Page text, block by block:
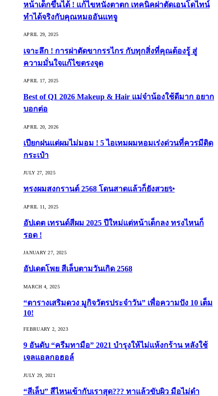
หน้าเด็กขึ้นได้ ! แก้ไขหนังตาตก เทคนิคผ่าตัดเอนโดไทน์
ทำได้จริงกับคุณหมออันแทจู
APRIL 29, 2025
เจาะลึก ! การผ่าตัดขากรรไกร กับทุกสิ่งที่คุณต้องรู้ สู่
ความมั่นใจแก้ไขตรงจุด
APRIL 17, 2025
Best of Q1 2026 Makeup & Hair แม่จ๋าน้องใช้ดีมาก อยาก
บอกต่อ
APRIL 20, 2026
เปียกฝนแต่ผมไม่มอม ! 5 ไอเทมผมหอมเร่งด่วนที่ควรมีติด
กระเป๋า
JULY 27, 2025
ทรงผมสงกรานต์ 2568 โดนสาดแล้วก็ยังสวย✨
APRIL 11, 2025
อัปเดต เทรนด์สีผม 2025 ปีใหม่แต่หน้าเด็กลง ทรงไหนก็
รอด !
JANUARY 27, 2025
อัปเดตโพย สีเล็บตามวันเกิด 2568
MARCH 4, 2025
“ตารางเสริมดวง มูกิจวัตรประจำวัน” เพื่อความปัง 10 เต็ม
10!
FEBRUARY 2, 2023
9 อันดับ “ครีมทามือ” 2021 บำรุงให้ไม่แห้งกร้าน หลังใช้
เจลแอลกอฮอล์
JULY 29, 2021
“สีเล็บ” สีไหนเข้ากับเราสุด??? ทาแล้วขับผิว มือไม่ดำ